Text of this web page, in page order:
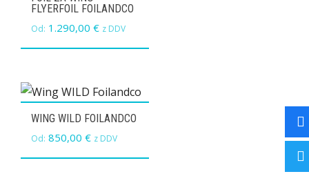
FLYERFOIL FOILANDCO
Od: 1.290,00 € z DDV
WING WILD FOILANDCO
Od: 850,00 € z DDV